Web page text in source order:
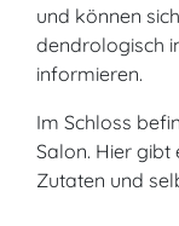
und können
dendrologisch
informieren.
Im Schloss
Salon. Hier gibt
Zutaten und